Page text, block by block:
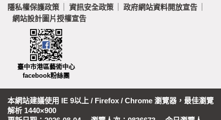
隱私權保護政策 資訊安全政策
政府網站資料開放宣告
網站設計圖片授權宣告
臺中市港區藝術中心
facebook粉絲團
本網站建議使用 IE 9以上 / Firefox / Chrome 瀏覽器，最佳瀏覽
解析 1440×900